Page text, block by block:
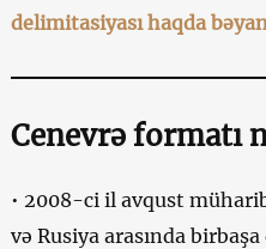
delimitasiyası haqda
Cenevrə formatı
• 2008-ci il avqust
və Rusiya arasında